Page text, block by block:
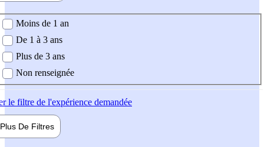
demandée
Moins de 1 an
De 1 à 3 ans
Plus de 3 ans
Non renseignée
le filtre de l'expérience demandée
Plus De Filtres